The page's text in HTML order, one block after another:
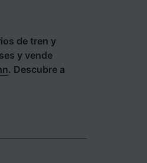
de tren y
y vende
. Descubre a